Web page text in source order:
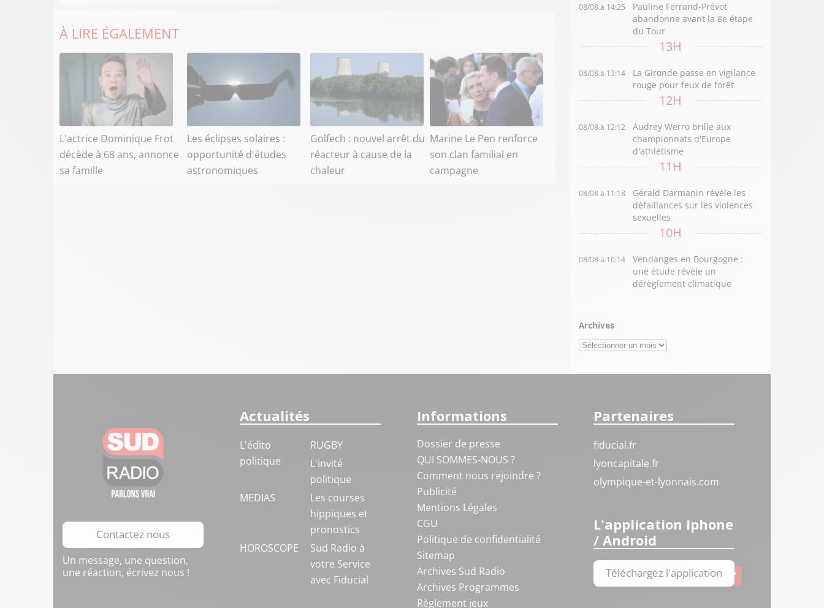
À LIRE ÉGALEMENT
L'actrice Dominique Frot
décède à 68 ans, annonce
sa famille
Les éclipses solaires :
opportunité d'études
astronomiques
Golfech : nouvel arrêt du
réacteur à cause de la
chaleur
Marine Le Pen renforce
son clan familial en
campagne
08/08 à 14:25
Pauline Ferrand-Prévot
abandonne avant la 8e étape
du Tour
13H
08/08 à 13:14
La Gironde passe en vigilance
rouge pour feux de forêt
12H
08/08 à 12:12
Audrey Werro brille aux
championnats d'Europe
d'athlétisme
11H
08/08 à 11:18
Gérald Darmanin révèle les
défaillances sur les violences
sexuelles
10H
08/08 à 10:14
Vendanges en Bourgogne :
une étude révèle un
dérèglement climatique
Archives
Archives
Contactez nous
Un message, une question,
une réaction, écrivez nous !
Actualités
L'édito
politique
RUGBY
L'invité
politique
MEDIAS
Les courses
hippiques et
pronostics
HOROSCOPE
Sud Radio à
votre Service
avec Fiducial
Informations
Dossier de presse
QUI SOMMES-NOUS ?
Comment nous rejoindre ?
Publicité
Mentions Légales
CGU
Politique de confidentialité
Sitemap
Archives Sud Radio
Archives Programmes
Règlement jeux
Partenaires
fiducial.fr
lyoncapitale.fr
olympique-et-lyonnais.com
L'application Iphone
/ Android
Téléchargez l'application